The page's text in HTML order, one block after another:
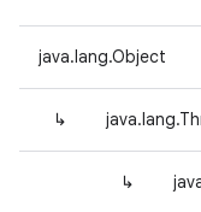
java.lang.Object
↳
↳